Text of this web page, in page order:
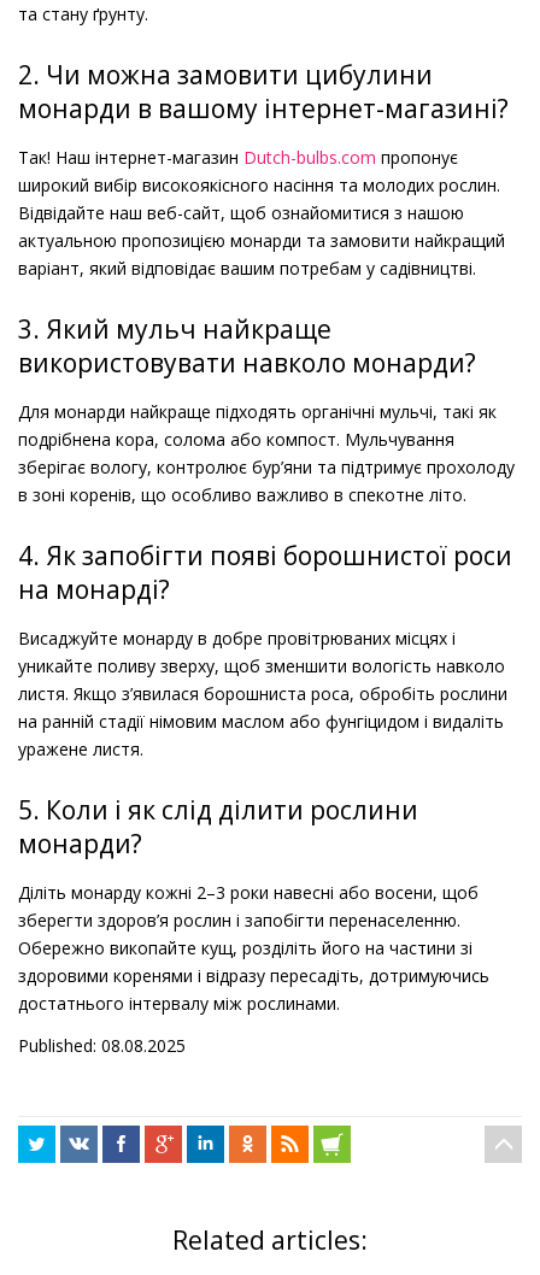
та стану ґрунту.
2. Чи можна замовити цибулини
монарди в вашому інтернет-магазині?
Так! Наш інтернет-магазин Dutch-bulbs.com пропонує
широкий вибір високоякісного насіння та молодих рослин.
Відвідайте наш веб-сайт, щоб ознайомитися з нашою
актуальною пропозицією монарди та замовити найкращий
варіант, який відповідає вашим потребам у садівництві.
3. Який мульч найкраще
використовувати навколо монарди?
Для монарди найкраще підходять органічні мульчі, такі як
подрібнена кора, солома або компост. Мульчування
зберігає вологу, контролює бур’яни та підтримує прохолоду
в зоні коренів, що особливо важливо в спекотне літо.
4. Як запобігти появі борошнистої роси
на монарді?
Висаджуйте монарду в добре провітрюваних місцях і
уникайте поливу зверху, щоб зменшити вологість навколо
листя. Якщо з’явилася борошниста роса, обробіть рослини
на ранній стадії німовим маслом або фунгіцидом і видаліть
уражене листя.
5. Коли і як слід ділити рослини
монарди?
Діліть монарду кожні 2–3 роки навесні або восени, щоб
зберегти здоров’я рослин і запобігти перенаселенню.
Обережно викопайте кущ, розділіть його на частини зі
здоровими коренями і відразу пересадіть, дотримуючись
достатнього інтервалу між рослинами.
Published: 08.08.2025
Related articles: